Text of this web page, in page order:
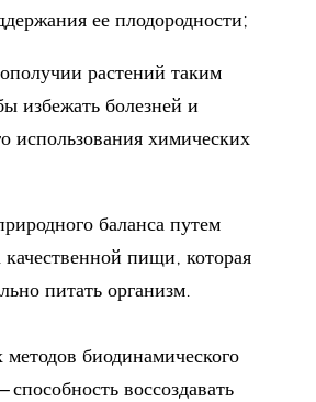
ее плодородности;
растений таким
избежать болезней и
использования химических
баланса путем
качественной пищи, которая
питать организм.
биодинамического
способность воссоздавать